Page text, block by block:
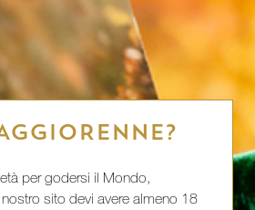
per godersi il Mondo,
sito devi avere almeno 18